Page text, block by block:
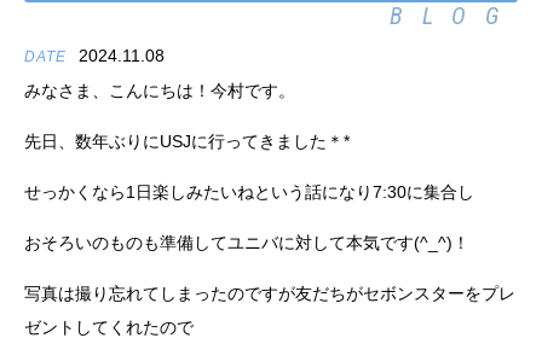
BLOG
DATE
2024.11.08
みなさま、こんにちは！今村です。
先日、数年ぶりにUSJに行ってきました＊*
せっかくなら1日楽しみたいねという話になり7:30に集合し
おそろいのものも準備してユニバに対して本気です(^_^)！
写真は撮り忘れてしまったのですが友だちがセボンスターをプレ
ゼントしてくれたので